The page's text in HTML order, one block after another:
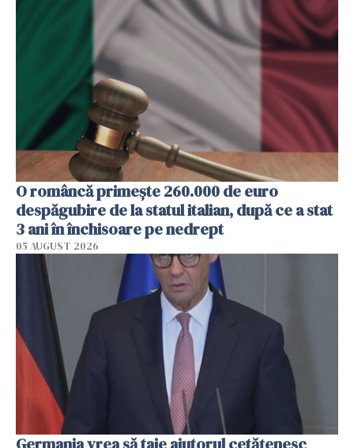
O româncă primește 260.000 de euro
despăgubire de la statul italian, după ce a stat
3 ani în închisoare pe nedrept
05 AUGUST 2026